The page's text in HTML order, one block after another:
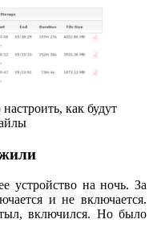
как будут
устройство на ночь. За
и не включается.
включился. Но было